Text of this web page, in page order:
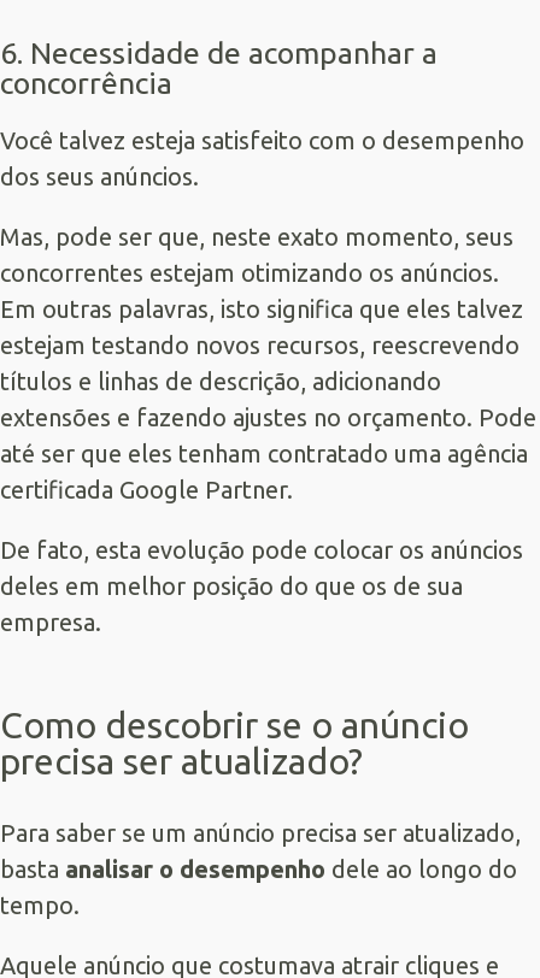
6. Necessidade de acompanhar a
concorrência
Você talvez esteja satisfeito com o desempenho
dos seus anúncios.
Mas, pode ser que, neste exato momento, seus
concorrentes estejam otimizando os anúncios.
Em outras palavras, isto significa que eles talvez
estejam testando novos recursos, reescrevendo
títulos e linhas de descrição, adicionando
extensões e fazendo ajustes no orçamento. Pode
até ser que eles tenham contratado uma agência
certificada Google Partner.
De fato, esta evolução pode colocar os anúncios
deles em melhor posição do que os de sua
empresa.
Como descobrir se o anúncio
precisa ser atualizado?
Para saber se um anúncio precisa ser atualizado,
basta analisar o desempenho dele ao longo do
tempo.
Aquele anúncio que costumava atrair cliques e